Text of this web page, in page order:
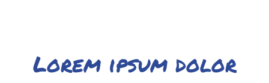
Lorem ipsum dolor